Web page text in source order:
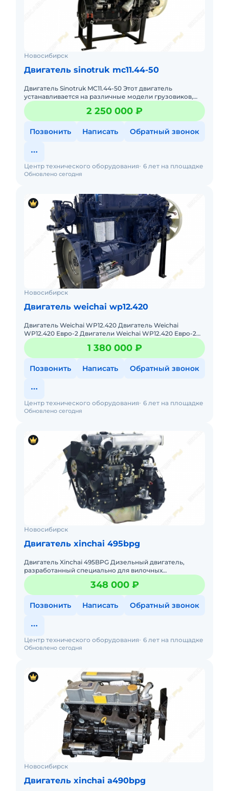
Новосибирск
Двигатель sinotruk mc11.44-50
Двигатель Sinotruk MC11.44-50 Этот двигатель
устанавливается на различные модели грузовиков,
такие как Sitrak C7H, HOWO T5G и T7H. Двигатель
MC11.44-50 отличае 2 250 000 ₽
Позвонить Написать Обратный звонок
Обновлено сегодня
Центр технического оборудования 6 лет на площадке
Новосибирск
Двигатель weichai wp12.420
Двигатель Weichai WP12.420 Двигатель Weichai
WP12.420 Евро-2 Двигатели Weichai WP12.420 Евро-2
устанавливаются на самосвалы и тягачы North Benz,
MAN, Beifan Be
1 380 000 ₽
Позвонить Написать Обратный звонок
Обновлено сегодня
Центр технического оборудования 6 лет на площадке
Новосибирск
Двигатель xinchai 495bpg
Двигатель Xinchai 495BPG Дизельный двигатель,
разработанный специально для вилочных
погрузчиков, работающих в тяжелых условиях складов,
терминалов и производс348 000 ₽
Позвонить Написать Обратный звонок
Обновлено сегодня
Центр технического оборудования 6 лет на площадке
Новосибирск
Двигатель xinchai a490bpg